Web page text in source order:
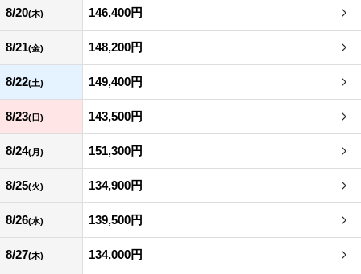
8/20(木) 146,400円
8/21(金) 148,200円
8/22(土) 149,400円
8/23(日) 143,500円
8/24(月) 151,300円
8/25(火) 134,900円
8/26(水) 139,500円
8/27(木) 134,000円